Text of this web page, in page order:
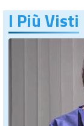
I Più Visti